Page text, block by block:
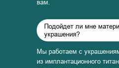
вам.
Подойдет ли мне
украшения?
Мы работаем с
из имплантационного